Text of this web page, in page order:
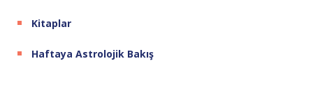
Kitaplar
Haftaya Astrolojik Bakış